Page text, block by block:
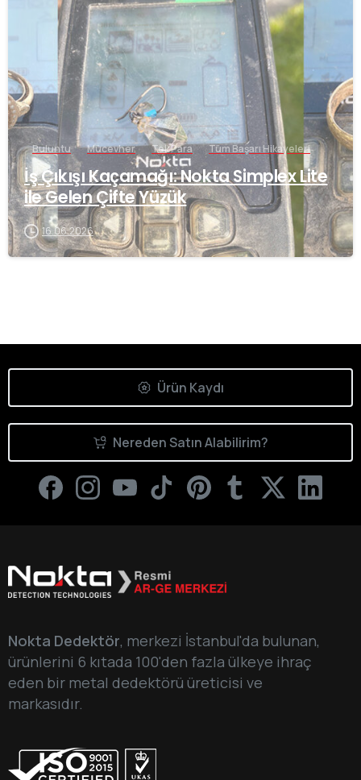
Buluntu Mücevher Tek Para Tüm Başarı Hikayeleri
İş Çıkışı Kaçamağı: Nokta Simplex Lite
ile Gelen Çifte Yüzük
16.06.2026
Ürün Kaydı
Nereden Satın Alabilirim?
Nokta Dedektör, merkezi İstanbul'da bulunan,
ürünlerini 6 kıtada 100'den fazla ülkeye ihraç
eden bir metal dedektörü üreticisi ve
markasıdır.